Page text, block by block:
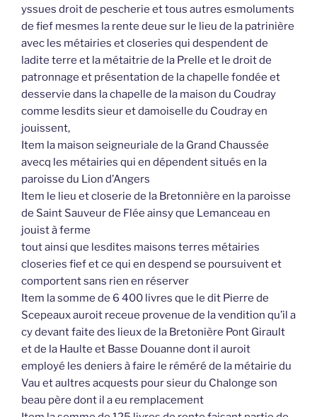
yssues droit de pescherie et tous autres esmoluments
de fief mesmes la rente deue sur le lieu de la patrinière
avec les métairies et closeries qui despendent de
ladite terre et la métaitrie de la Prelle et le droit de
patronnage et présentation de la chapelle fondée et
desservie dans la chapelle de la maison du Coudray
comme lesdits sieur et damoiselle du Coudray en
jouissent,
Item la maison seigneuriale de la Grand Chaussée
avecq les métairies qui en dépendent situés en la
paroisse du Lion d’Angers
Item le lieu et closerie de la Bretonnière en la paroisse
de Saint Sauveur de Flée ainsy que Lemanceau en
jouist à ferme
tout ainsi que lesdites maisons terres métairies
closeries fief et ce qui en despend se poursuivent et
comportent sans rien en réserver
Item la somme de 6 400 livres que le dit Pierre de
Scepeaux auroit receue provenue de la vendition qu’il a
cy devant faite des lieux de la Bretonière Pont Girault
et de la Haulte et Basse Douanne dont il auroit
employé les deniers à faire le réméré de la métairie du
Vau et aultres acquests pour sieur du Chalonge son
beau père dont il a eu remplacement